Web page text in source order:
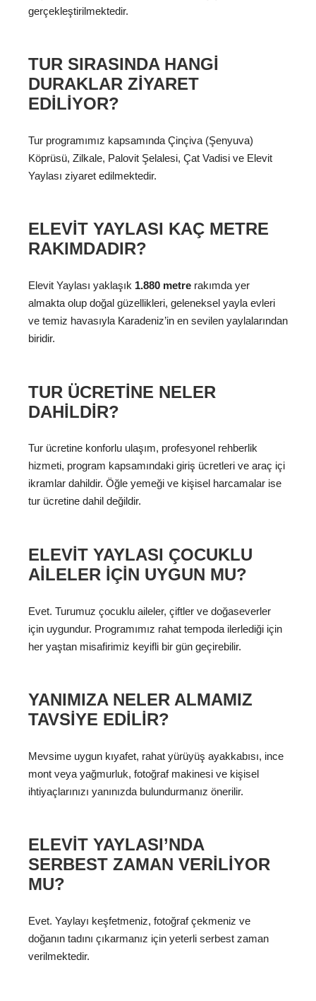
gerçekleştirilmektedir.
TUR SIRASINDA HANGI
DURAKLAR ZIYARET
EDILIYOR?
Tur programımız kapsamında Çinçiva (Şenyuva)
Köprüsü, Zilkale, Palovit Şelalesi, Çat Vadisi ve Elevit
Yaylası ziyaret edilmektedir.
ELEVIT YAYLASI KAÇ METRE
RAKIMDADIR?
Elevit Yaylası yaklaşık 1.880 metre rakımda yer
almakta olup doğal güzellikleri, geleneksel yayla evleri
ve temiz havasıyla Karadeniz’in en sevilen yaylalarından
biridir.
TUR ÜCRETINE NELER
DAHILDIR?
Tur ücretine konforlu ulaşım, profesyonel rehberlik
hizmeti, program kapsamındaki giriş ücretleri ve araç içi
ikramlar dahildir. Öğle yemeği ve kişisel harcamalar ise
tur ücretine dahil değildir.
ELEVIT YAYLASI ÇOCUKLU
AILELER IÇIN UYGUN MU?
Evet. Turumuz çocuklu aileler, çiftler ve doğaseverler
için uygundur. Programımız rahat tempoda ilerlediği için
her yaştan misafirimiz keyifli bir gün geçirebilir.
YANIMIZA NELER ALMAMIZ
TAVSIYE EDILIR?
Mevsime uygun kıyafet, rahat yürüyüş ayakkabısı, ince
mont veya yağmurluk, fotoğraf makinesi ve kişisel
ihtiyaçlarınızı yanınızda bulundurmanız önerilir.
ELEVIT YAYLASI’NDA
SERBEST ZAMAN VERILIYOR
MU?
Evet. Yaylayı keşfetmeniz, fotoğraf çekmeniz ve
doğanın tadını çıkarmanız için yeterli serbest zaman
verilmektedir.